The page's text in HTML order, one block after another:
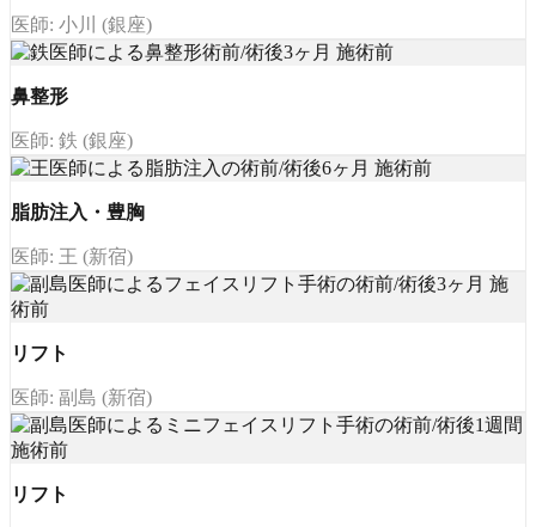
医師: 小川 (銀座)
鼻整形
医師: 鉄 (銀座)
脂肪注入・豊胸
医師: 王 (新宿)
リフト
医師: 副島 (新宿)
リフト